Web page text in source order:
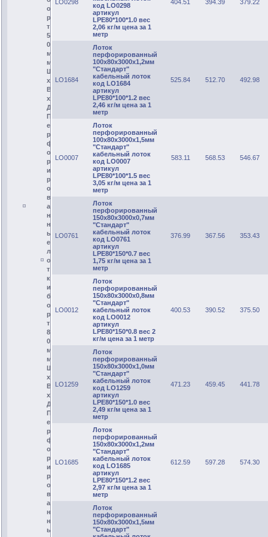
о
р
т
5
0
м
м
Ш
х
В
х
Д
П
е
р
ф
о
р
и
р
о
в
а
н
н
ы
е
л
о
т
к
и
б
о
р
т
8
0
м
м
Ш
х
В
х
Д
П
е
р
ф
о
р
и
р
о
в
а
н
н
ы
LO0298
код LO0298
артикул
LPE80*100*1.0 вес
2,06 кг/м цена за 1
метр
404.51 394.39 379.22
LO1684
Лоток
перфорированный
100х80х3000х1,2мм
"Стандарт"
кабельный лоток
код LO1684
артикул
LPE80*100*1.2 вес
2,46 кг/м цена за 1
метр
525.84 512.70 492.98
LO0007
Лоток
перфорированный
100х80х3000х1,5мм
"Стандарт"
кабельный лоток
код LO0007
артикул
LPE80*100*1.5 вес
3,05 кг/м цена за 1
метр
583.11 568.53 546.67
LO0761
Лоток
перфорированный
150х80х3000х0,7мм
"Стандарт"
кабельный лоток
код LO0761
артикул
LPE80*150*0.7 вес
1,75 кг/м цена за 1
метр
376.99 367.56 353.43
LO0012
Лоток
перфорированный
150х80х3000х0,8мм
"Стандарт"
кабельный лоток
код LO0012
артикул
LPE80*150*0.8 вес 2
кг/м цена за 1 метр
400.53 390.52 375.50
LO1259
Лоток
перфорированный
150х80х3000х1,0мм
"Стандарт"
кабельный лоток
код LO1259
артикул
LPE80*150*1.0 вес
2,49 кг/м цена за 1
метр
471.23 459.45 441.78
LO1685
Лоток
перфорированный
150х80х3000х1,2мм
"Стандарт"
кабельный лоток
код LO1685
артикул
LPE80*150*1.2 вес
2,97 кг/м цена за 1
метр
612.59 597.28 574.30
Лоток
перфорированный
150х80х3000х1,5мм
"Стандарт"